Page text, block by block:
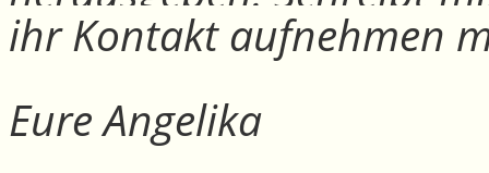
ihr Kontakt aufnehmen
Eure Angelika